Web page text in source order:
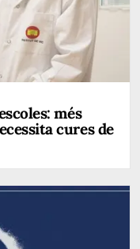
més
cures de